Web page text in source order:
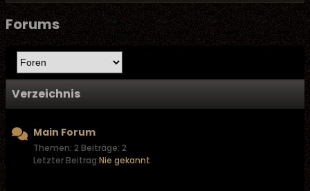
Forums
Verzeichnis
Main Forum
Themen: 2 Beiträge: 2
Letzter Beitrag:Nie gekannt